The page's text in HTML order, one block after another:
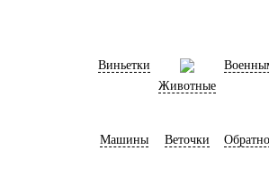
Виньетки
Животные
Машины Веточки